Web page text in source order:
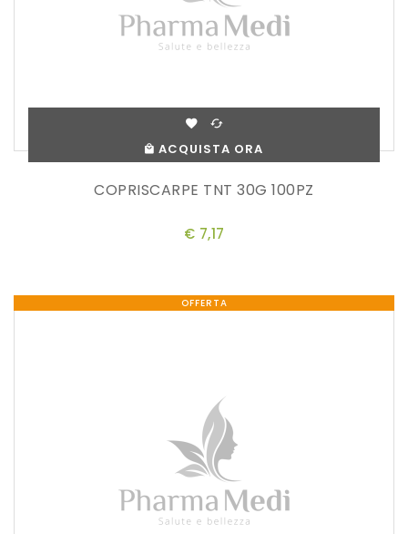
ACQUISTA ORA
COPRISCARPE TNT 30G 100PZ
€ 7,17
OFFERTA